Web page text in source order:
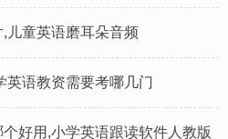
儿童英语磨耳朵音频
英语教资需要考哪几门
好用,小学英语跟读软件人教版